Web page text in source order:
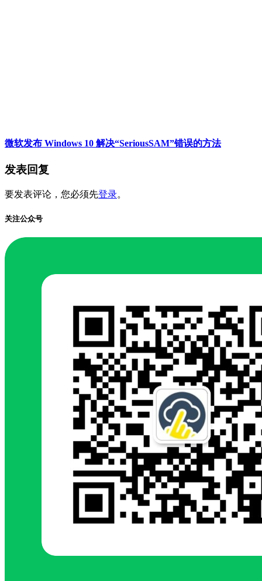
微软发布 Windows 10 解决“SeriousSAM”错误的方法
发表回复
要发表评论，您必须先登录。
关注公众号